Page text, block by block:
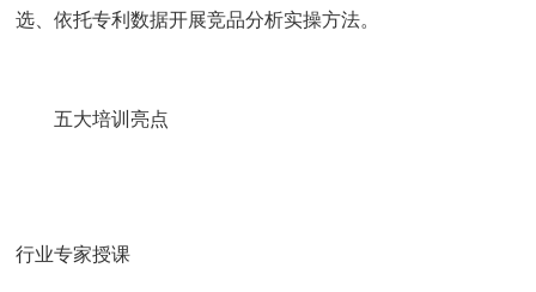
选、依托专利数据开展竞品分析实操方法。
五大培训亮点
行业专家授课